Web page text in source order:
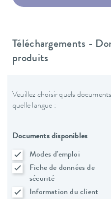
Téléchargements -
produits
Veuillez choisir quels
quelle langue :
Documents disponibles
Modes d'emploi
Fiche de données de
sécurité
Information du client